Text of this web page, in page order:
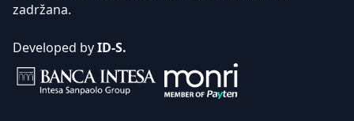
zadržana.
Developed byID-S.